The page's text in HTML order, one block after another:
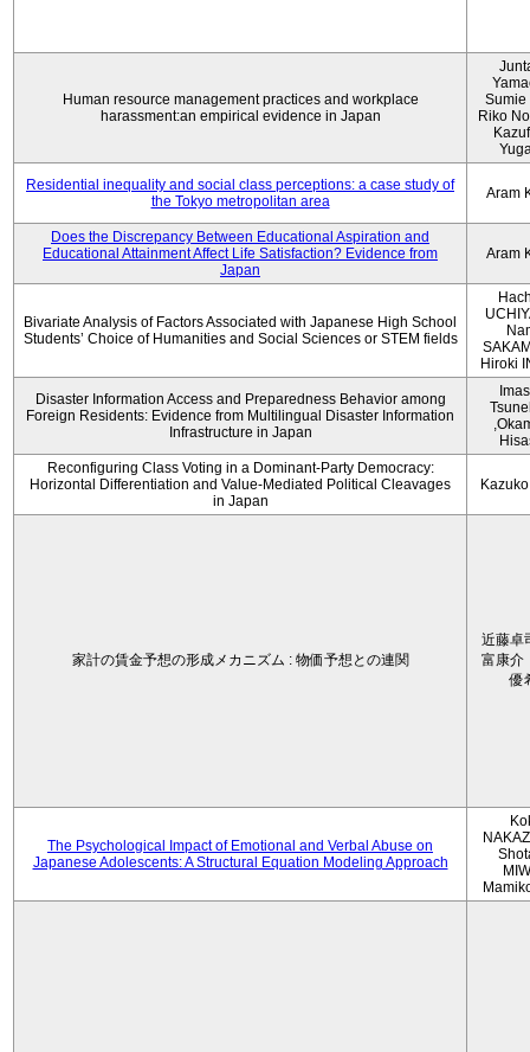
Human resource management practices and workplace
harassment:an empirical evidence in Japan
Sumie
Riko
Residential inequality and social class perceptions: a case study of
the Tokyo metropolitan area
Aram
Does the Discrepancy Between Educational Aspiration and
Educational Attainment Affect Life Satisfaction? Evidence from
Japan
Aram
Bivariate Analysis of Factors Associated with Japanese High School
Students’ Choice of Humanities and Social Sciences or STEM fields
Hiroki
Disaster Information Access and Preparedness Behavior among
Foreign Residents: Evidence from Multilingual Disaster Information
Infrastructure in Japan
Reconfiguring Class Voting in a Dominant-Party Democracy:
Horizontal Differentiation and Value-Mediated Political Cleavages
in Japan
家計の賃金予想の形成メカニズム : 物価予想との連関
近藤卓
富康介
優
The Psychological Impact of Emotional and Verbal Abuse on
Japanese Adolescents: A Structural Equation Modeling Approach